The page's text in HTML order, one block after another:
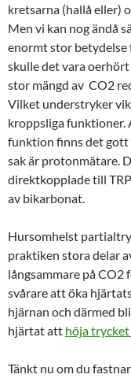
kretsarna (hallå eller)
Men vi kan nog ändå
enormt stor betydelse
skulle det vara
stor mängd av CO2
Vilket understryker
kroppsliga funktioner.
funktion finns det gott
sak är protonmätare.
direktkopplade till
av bikarbonat.
Hursomhelst
praktiken stora delar
långsammare på
svårare att öka
hjärnan och därmed
hjärtat att höja
Tänkt nu om du